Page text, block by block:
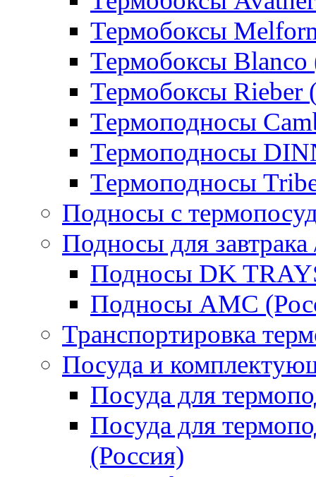
Термобоксы
Термобоксы Blanco
Термобоксы Rieber
Термоподносы
Термоподносы
Термоподносы
Подносы с
Подносы для завтрака
Подносы DK
Подносы AMC
Транспортировка
Посуда и
Посуда для
Посуда для
(Россия)